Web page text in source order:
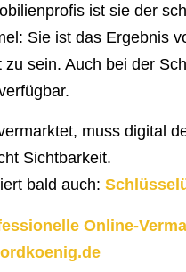
ist sie der
Sie ist das Ergebnis
sein. Auch bei der
muss digital
Sichtbarkeit.
bald auch:
Online-